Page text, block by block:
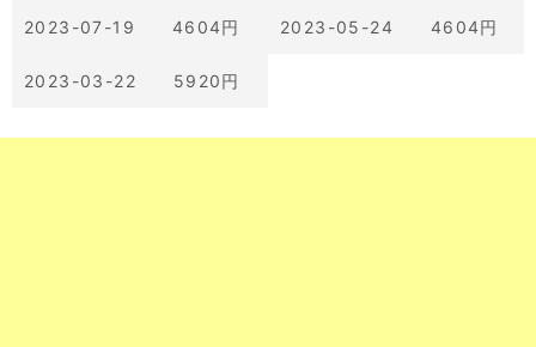
2023-07-19 4604円 2023-05-24 4604円
2023-03-22 5920円